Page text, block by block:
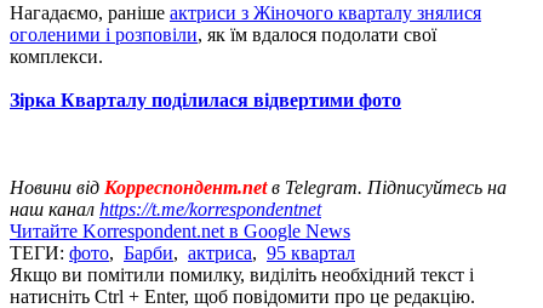
Нагадаємо, раніше актриси з Жіночого кварталу знялися
оголеними і розповіли, як їм вдалося подолати свої
комплекси.
Зірка Кварталу поділилася відвертими фото
Новини від Корреспондент.netв Telegram. Підписуйтесь на
наш канал https://t.me/korrespondentnet
Читайте Korrespondent.net в Google News
ТЕГИ: фото, Барби, актриса, 95 квартал
Якщо ви помітили помилку, виділіть необхідний текст і
натисніть Ctrl + Enter, щоб повідомити про це редакцію.